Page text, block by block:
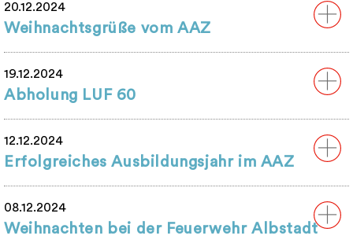
20.12.2024
Weihnachtsgrüße vom AAZ
19.12.2024
Abholung LUF 60
12.12.2024
Erfolgreiches Ausbildungsjahr im AAZ
08.12.2024
Weihnachten bei der Feuerwehr Albstadt